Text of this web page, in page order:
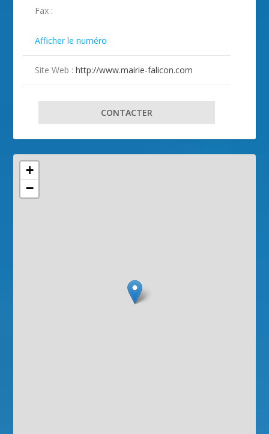
Fax :
Afficher le numéro
Site Web :http://www.mairie-falicon.com
CONTACTER
+
−